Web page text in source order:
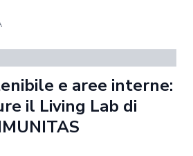
e aree interne:
il Living Lab di